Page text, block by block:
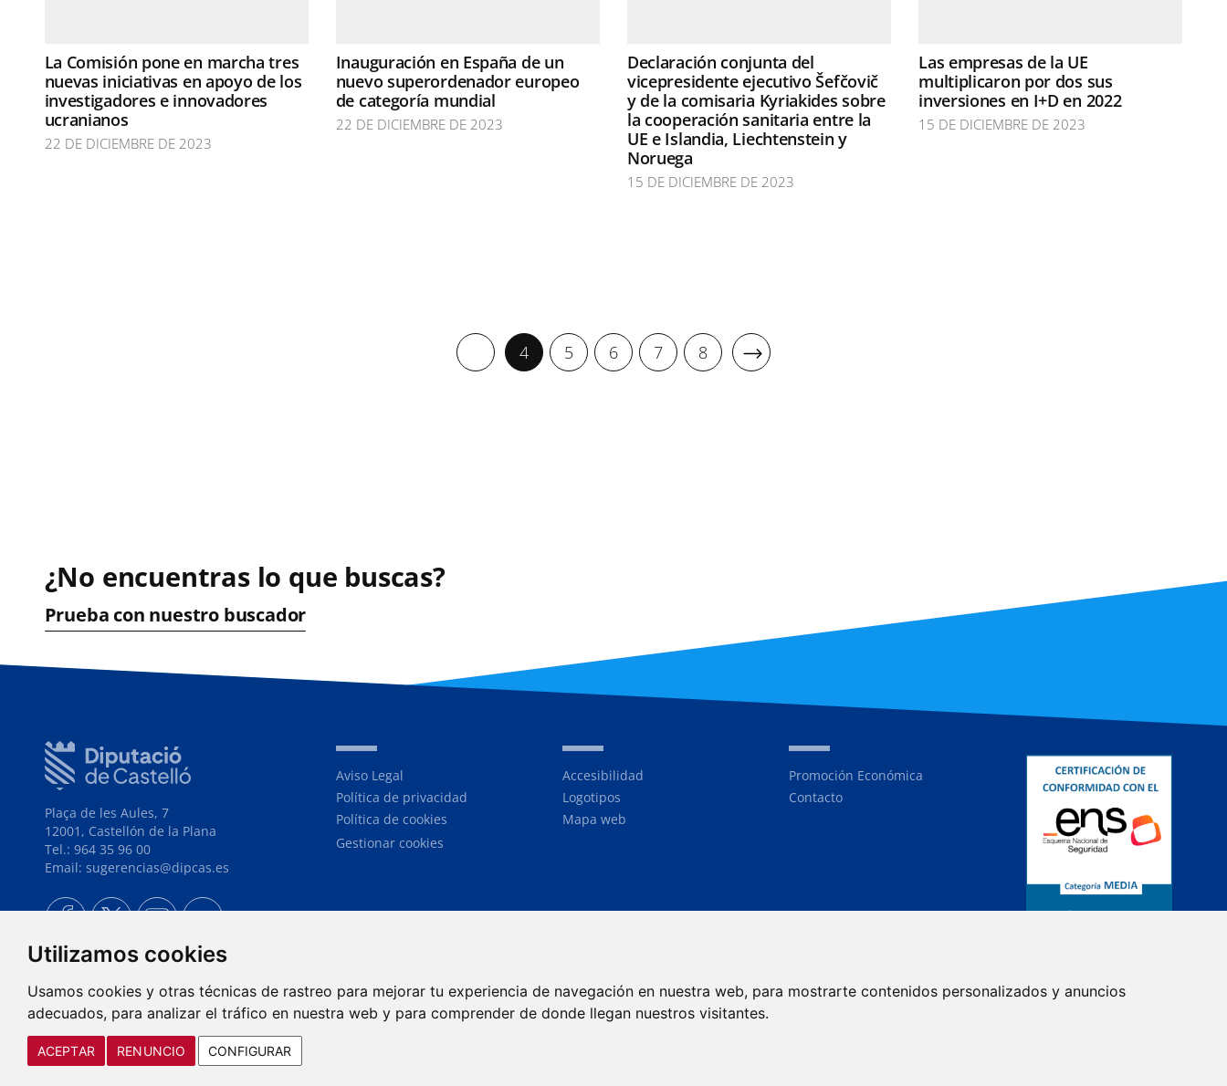
Utilizamos cookies
Usamos cookies y otras técnicas de rastreo para mejorar tu experiencia de navegación en nuestra web, para mostrarte contenidos personalizados y anuncios
adecuados, para analizar el tráfico en nuestra web y para comprender de donde llegan nuestros visitantes.
ACEPTAR RENUNCIO CONFIGURAR
La Comisión pone en marcha tres
nuevas iniciativas en apoyo de los
investigadores e innovadores
ucranianos
22 DE DICIEMBRE DE 2023
Inauguración en España de un
nuevo superordenador europeo
de categoría mundial
22 DE DICIEMBRE DE 2023
Declaración conjunta del
vicepresidente ejecutivo Šefčovič
y de la comisaria Kyriakides sobre
la cooperación sanitaria entre la
UE e Islandia, Liechtenstein y
Noruega
15 DE DICIEMBRE DE 2023
Las empresas de la UE
multiplicaron por dos sus
inversiones en I+D en 2022
15 DE DICIEMBRE DE 2023
4 5 6 7 8
¿No encuentras lo que buscas?
Prueba con nuestro buscador
Plaça de les Aules, 7
12001, Castellón de la Plana
Tel.: 964 35 96 00
Email: sugerencias@dipcas.es
Aviso Legal
Política de privacidad
Política de cookies
Gestionar cookies
Accesibilidad
Logotipos
Mapa web
Promoción Económica
Contacto